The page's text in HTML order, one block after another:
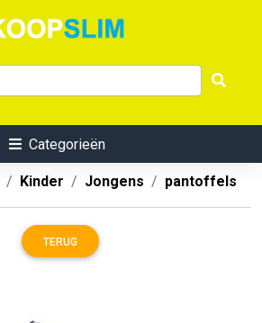
Categorieën
Kinder Jongens pantoffels
TERUG